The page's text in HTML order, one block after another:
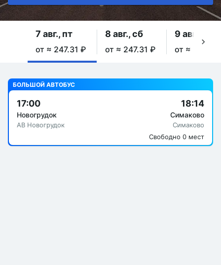
7 авг., пт
от ≈ 247.31 ₽
8 авг., сб
от ≈ 247.31 ₽
9 авг., вс
от ≈ 247.31
БОЛЬШОЙ АВТОБУС
17:00
Новогрудок
АВ Новогрудок
18:14
Симаково
Симаково
Свободно 0 мест